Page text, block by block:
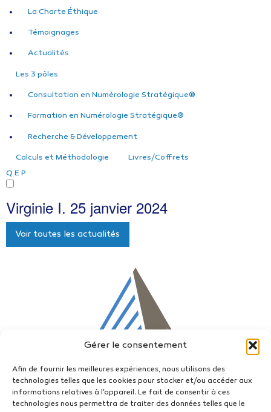
Gérer le consentement
Afin de fournir les meilleures expériences, nous utilisons des
technologies telles que les cookies pour stocker et/ou accéder aux
informations relatives à l'appareil. Le fait de consentir à ces
technologies nous permettra de traiter des données telles que le
La Charte Éthique
Témoignages
Actualités
Les 3 pôles
Consultation en Numérologie Stratégique®
Formation en Numérologie Stratégique®
Recherche & Développement
Calculs et Méthodologie
Livres/Coffrets
Q E P
Virginie I. 25 janvier 2024
Voir toutes les actualités